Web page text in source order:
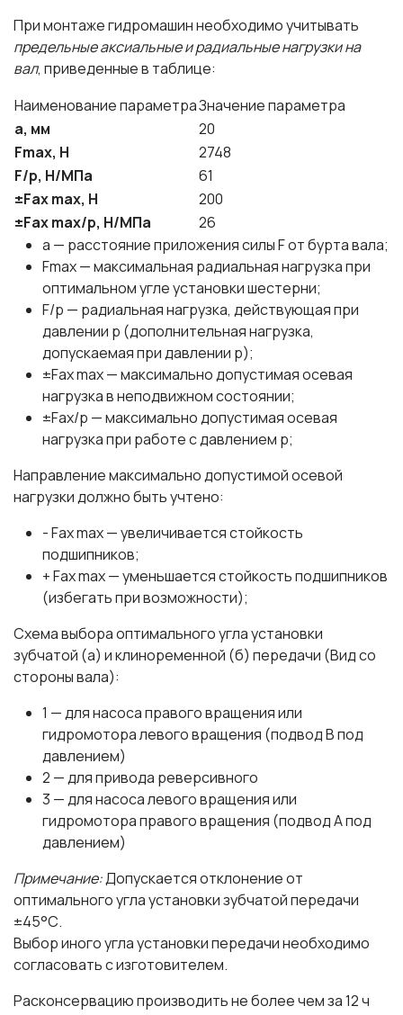
При монтаже гидромашин необходимо учитывать
предельные аксиальные и радиальные нагрузки на
вал, приведенные в таблице:
Наименование параметраЗначение параметра
a, мм
20
Fmax, H
2748
F/p, Н/МПа
61
±Fax max, Н
200
±Fax max/p, Н/МПа
26
а — расстояние приложения силы F от бурта вала;
Fmax — максимальная радиальная нагрузка при
оптимальном угле установки шестерни;
F/p — радиальная нагрузка, действующая при
давлении р (дополнительная нагрузка,
допускаемая при давлении р);
±Fax max — максимально допустимая осевая
нагрузка в неподвижном состоянии;
±Fax/р — максимально допустимая осевая
нагрузка при работе с давлением р;
Направление максимально допустимой осевой
нагрузки должно быть учтено:
- Fax max — увеличивается стойкость
подшипников;
+ Fax max — уменьшается стойкость подшипников
(избегать при возможности);
Схема выбора оптимального угла установки
зубчатой (а) и клиноременной (б) передачи (Вид со
стороны вала):
1 — для насоса правого вращения или
гидромотора левого вращения (подвод В под
давлением)
2 — для привода реверсивного
3 — для насоса левого вращения или
гидромотора правого вращения (подвод А под
давлением)
Примечание:Допускается отклонение от
оптимального угла установки зубчатой передачи
±45°С.
Выбор иного угла установки передачи необходимо
согласовать с изготовителем.
Расконсервацию производить не более чем за 12 ч